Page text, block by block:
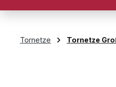
Tornetze Tornetze